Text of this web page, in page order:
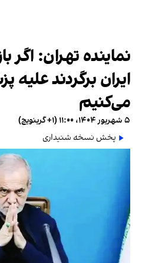
نماینده تهران: اگر
ایران برگردند علیه
می‌کنیم
۵ شهریور ۱۴۰۴، ۱۱:۰۰ (‎+۱ گرینویچ)
پخش نسخه شنیداری